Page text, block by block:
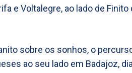
e Voltalegre, ao lado de Finito
sobre os sonhos, o
ao seu lado em Badajoz,